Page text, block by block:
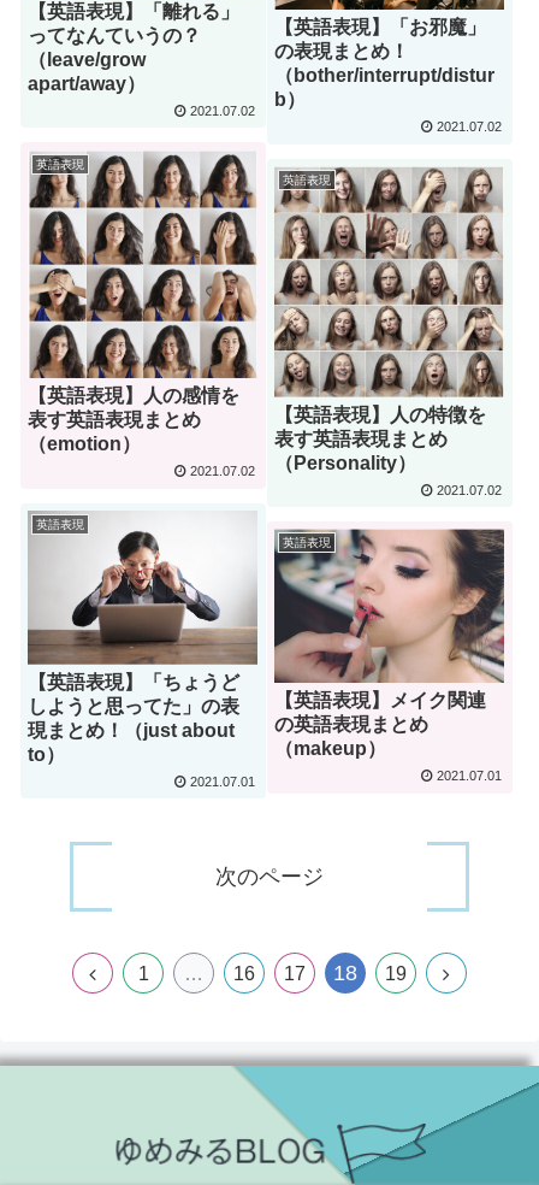
【英語表現】「離れる」
ってなんていうの？
（leave/grow
apart/away）
2021.07.02
【英語表現】「お邪魔」
の表現まとめ！
（bother/interrupt/distur
b）
2021.07.02
英語表現
【英語表現】人の感情を
表す英語表現まとめ
（emotion）
2021.07.02
英語表現
【英語表現】人の特徴を
表す英語表現まとめ
（Personality）
2021.07.02
英語表現
【英語表現】「ちょうど
しようと思ってた」の表
現まとめ！（just about
to）
2021.07.01
英語表現
【英語表現】メイク関連
の英語表現まとめ
（makeup）
2021.07.01
次のページ
1 … 16 17 18 19